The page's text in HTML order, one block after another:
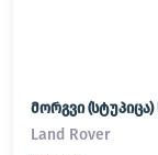
Land Rover